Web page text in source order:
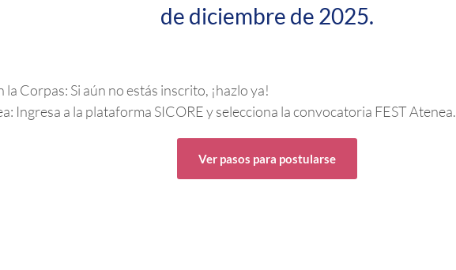
de diciembre de 2025.
Corpas: Si aún no estás inscrito, ¡hazlo ya!
Ingresa a la plataforma SICORE y selecciona la convocatoria FEST Atenea.
Ver pasos para postularse